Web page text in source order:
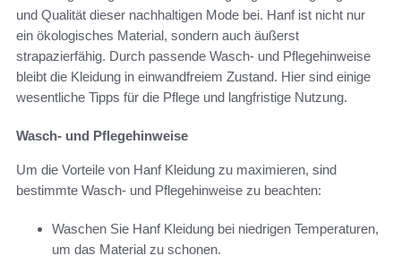
und Qualität dieser nachhaltigen Mode bei. Hanf ist nicht nur
ein ökologisches Material, sondern auch äußerst
strapazierfähig. Durch passende Wasch- und Pflegehinweise
bleibt die Kleidung in einwandfreiem Zustand. Hier sind einige
wesentliche Tipps für die Pflege und langfristige Nutzung.
Wasch- und Pflegehinweise
Um die Vorteile von Hanf Kleidung zu maximieren, sind
bestimmte Wasch- und Pflegehinweise zu beachten:
Waschen Sie Hanf Kleidung bei niedrigen Temperaturen,
um das Material zu schonen.